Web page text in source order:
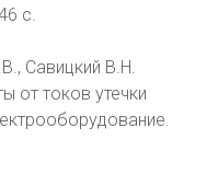
с.
Савицкий В.Н.
от токов утечки